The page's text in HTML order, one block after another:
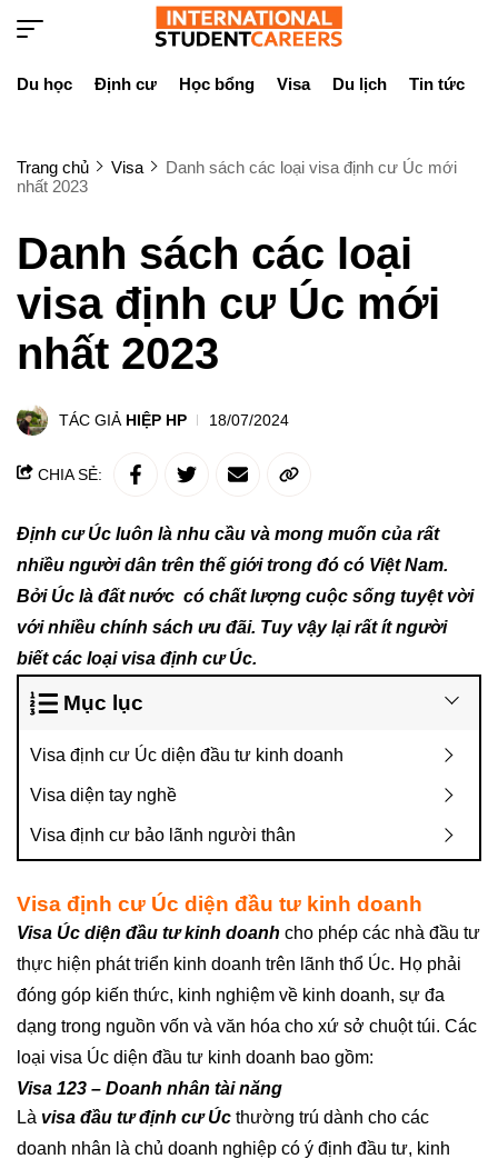
Du học Định cư Học bổng Visa Du lịch Tin tức
Trang chủ Visa
Danh sách các loại visa định cư Úc mới
nhất 2023
Danh sách các loại
visa định cư Úc mới
nhất 2023
TÁC GIẢ HIỆP HP 18/07/2024
CHIA SẺ:
Định cư Úc luôn là nhu cầu và mong muốn của rất
nhiều người dân trên thế giới trong đó có Việt Nam.
Bởi Úc là đất nước có chất lượng cuộc sống tuyệt vời
với nhiều chính sách ưu đãi. Tuy vậy lại rất ít người
biết các loại visa định cư Úc.
Mục lục
Visa định cư Úc diện đầu tư kinh doanh
Visa diện tay nghề
Visa định cư bảo lãnh người thân
Visa định cư Úc diện đầu tư kinh doanh
Visa Úc diện đầu tư kinh doanh cho phép các nhà đầu tư
thực hiện phát triển kinh doanh trên lãnh thổ Úc. Họ phải
đóng góp kiến thức, kinh nghiệm về kinh doanh, sự đa
dạng trong nguồn vốn và văn hóa cho xứ sở chuột túi. Các
loại visa Úc diện đầu tư kinh doanh bao gồm:
Visa 123 – Doanh nhân tài năng
Là visa đầu tư định cư Úc thường trú dành cho các
doanh nhân là chủ doanh nghiệp có ý định đầu tư, kinh